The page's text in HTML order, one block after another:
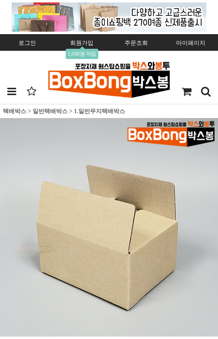
로그인 회원가입
1,000원 적립
주문조회 마이페이지
택배박스 > 일반택배박스 > 1.일반무지택배박스